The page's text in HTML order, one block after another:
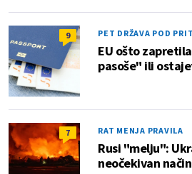
9 PET DRŽAVA POD
EU ošto
pasoše" ili
7 RAT MENJA PRAVILA
Rusi "melju":
neočekivan